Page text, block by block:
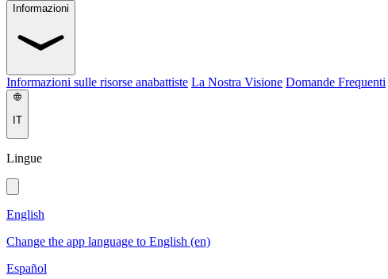
Informazioni
Informazioni sulle risorse anabattiste La Nostra Visione Domande Frequenti
IT
Lingue
English
Change the app language to English (en)
Español